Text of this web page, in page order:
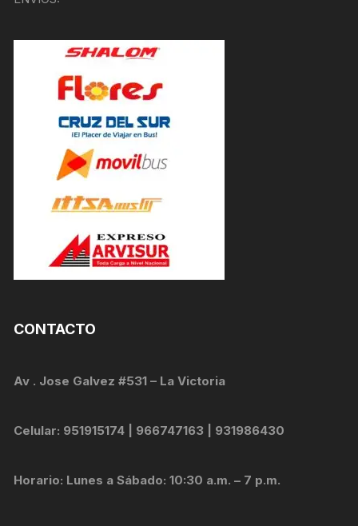
CONTACTO
Av . Jose Galvez #531 – La Victoria
Celular: 951915174 | 966747163 | 931986430
Horario: Lunes a Sábado: 10:30 a.m. – 7 p.m.